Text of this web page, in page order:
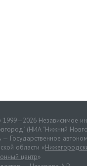
Независимое
(НИА "Нижний
— Государственное
области «
центр»